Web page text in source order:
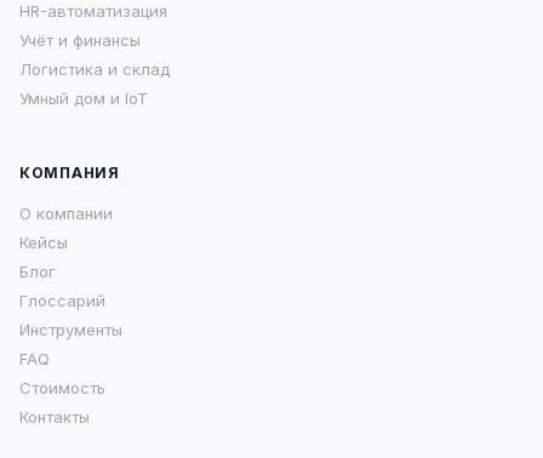
HR-автоматизация
Учёт и финансы
Логистика и склад
Умный дом и IoT
КОМПАНИЯ
О компании
Кейсы
Блог
Глоссарий
Инструменты
FAQ
Стоимость
Контакты